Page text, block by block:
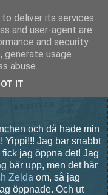
och då hade min
Yippi!!! Jag bar snabbt
jag öppna det! Jag
bär upp, men det här
Zelda om, så jag
öppnade. Och ut
deliver its services
and user-agent are
and security
generate usage
abuse.
IT